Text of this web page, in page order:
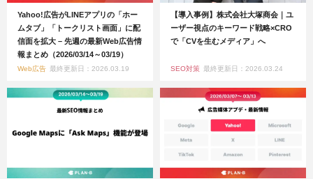
Yahoo!広告がLINEアプリの「ホー
ムタブ」「トークリスト画面」に配
信面を拡大 – 先週の最新Web広告情
報まとめ（2026/03/14～03/19）
Web広告 最終更新日：2026.03.19
【導入事例】株式会社大塚商会｜ユ
ーザー視点のキーワード戦略×CRO
で「CVを生むメディア」へ
SEO対策 最終更新日：2026.03.24